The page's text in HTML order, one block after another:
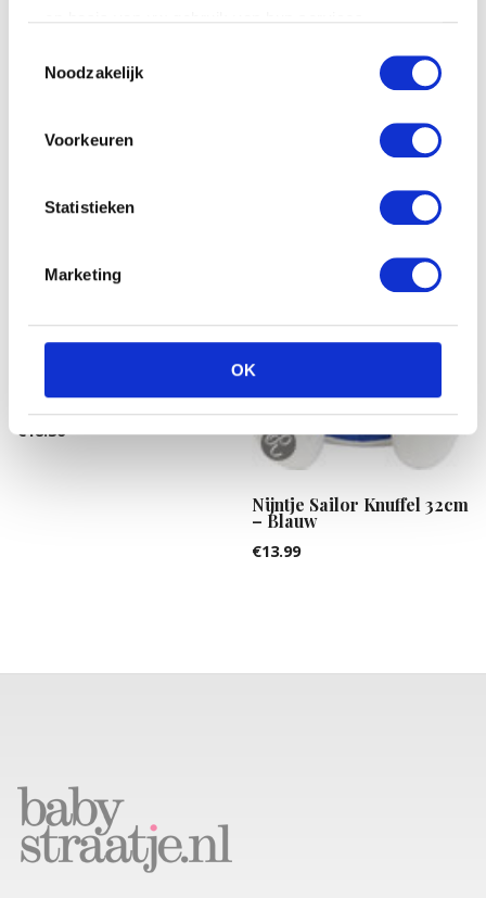
Noodzakelijk
Voorkeuren
Statistieken
Marketing
OK
donkerbruin
€18.36
Nijntje Sailor Knuffel 32cm
– Blauw
€13.99